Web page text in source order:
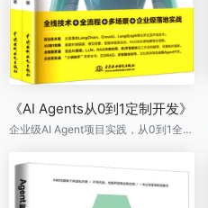
《AI Agents从0到1定制开发》
企业级AI Agent项目实践，从0到1全流程开发